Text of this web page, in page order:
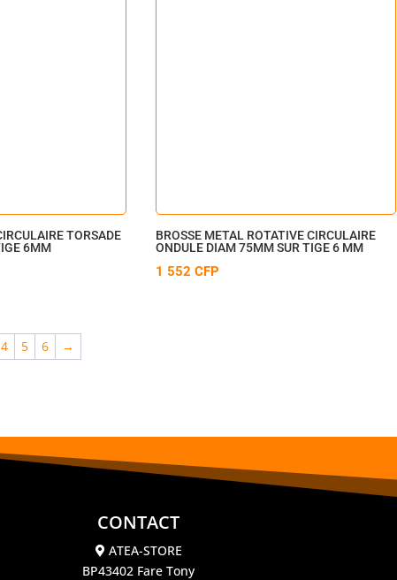
TORSADE
6MM
BROSSE METAL ROTATIVE CIRCULAIRE
ONDULE DIAM 75MM SUR TIGE 6 MM
1 552CFP
4 5 6 →
CONTACT
ATEA-STORE
BP43402 Fare Tony